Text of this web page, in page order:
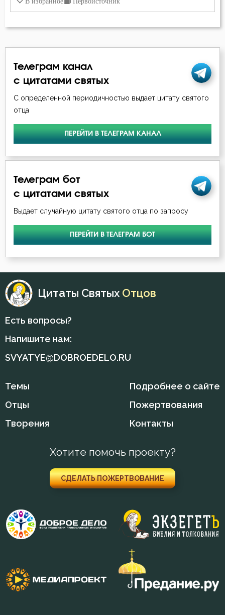
Телеграм канал
с цитатами святых
С определенной периодичностью выдает цитату святого
отца
ПЕРЕЙТИ В ТЕЛЕГРАМ КАНАЛ
Телеграм бот
с цитатами святых
Выдает случайную цитату святого отца по запросу
ПЕРЕЙТИ В ТЕЛЕГРАМ БОТ
Цитаты Святых Отцов
Есть вопросы?
Напишите нам:
SVYATYE@DOBROEDELO.RU
Темы
Отцы
Творения
Подробнее о сайте
Пожертвования
Контакты
Хотите помочь проекту?
СДЕЛАТЬ ПОЖЕРТВОВАНИЕ